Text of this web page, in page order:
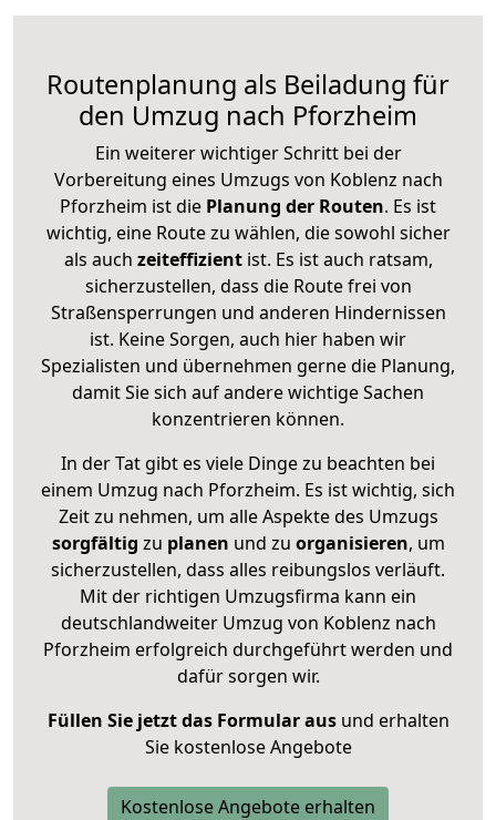
Routenplanung als Beiladung für
den Umzug nach Pforzheim
Ein weiterer wichtiger Schritt bei der
Vorbereitung eines Umzugs von Koblenz nach
Pforzheim ist die Planung der Routen. Es ist
wichtig, eine Route zu wählen, die sowohl sicher
als auch zeiteffizientist. Es ist auch ratsam,
sicherzustellen, dass die Route frei von
Straßensperrungen und anderen Hindernissen
ist. Keine Sorgen, auch hier haben wir
Spezialisten und übernehmen gerne die Planung,
damit Sie sich auf andere wichtige Sachen
konzentrieren können.
In der Tat gibt es viele Dinge zu beachten bei
einem Umzug nach Pforzheim. Es ist wichtig, sich
Zeit zu nehmen, um alle Aspekte des Umzugs
sorgfältig zu planen und zu organisieren, um
sicherzustellen, dass alles reibungslos verläuft.
Mit der richtigen Umzugsfirma kann ein
deutschlandweiter Umzug von Koblenz nach
Pforzheim erfolgreich durchgeführt werden und
dafür sorgen wir.
Füllen Sie jetzt das Formular ausund erhalten
Sie kostenlose Angebote
Kostenlose Angebote erhalten